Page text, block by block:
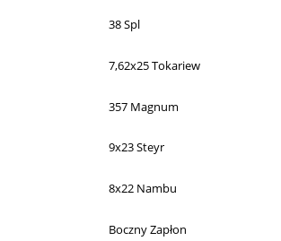
38 Spl
7,62x25 Tokariew
357 Magnum
9x23 Steyr
8x22 Nambu
Boczny Zapłon